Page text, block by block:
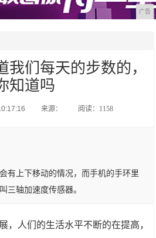
广告
我们每天的步数的，
知道吗
来源： 阅读：1158
有上下移动的情况，而手机的手环里
三轴加速度传感器。
，人们的生活水平不断的在提高，